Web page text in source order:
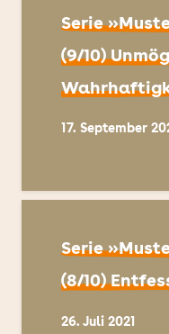
Serie
(9/10)
17. September
Serie
(8/10)
26. Juli 2021